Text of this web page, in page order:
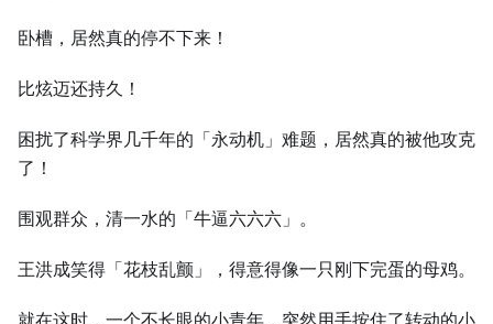
卧槽，居然真的停不下来！
比炫迈还持久！
困扰了科学界几千年的「永动机」难题，居然真的被他攻克
了！
围观群众，清一水的「牛逼六六六」。
王洪成笑得「花枝乱颤」，得意得像一只刚下完蛋的母鸡。